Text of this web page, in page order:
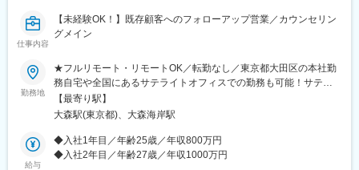
仕事内容
【未経験OK！】既存顧客へのフォローアップ営業／カウンセリン
グメイン
勤務地
★フルリモート・リモートOK／転勤なし／東京都大田区の本社勤
務自宅や全国にあるサテライトオフィスでの勤務も可能！サテラ
イトオフィスは駅から徒歩5分ほどの立地で好アクセス！好きな場
所を選んで、自由にテレワークもできます。居住はどこでもOK！
【最寄り駅】
大森駅(東京都)、大森海岸駅
給与
◆入社1年目／年齢25歳／年収800万円
◆入社2年目／年齢27歳／年収1000万円